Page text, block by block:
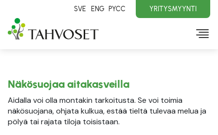
SVE ENG PYCC YRITYSMYYNTI
Näkösuojaa aitakasveilla
Aidalla voi olla montakin tarkoitusta. Se voi toimia
näkösuojana, ohjata kulkua, estää tieltä tulevaa melua ja
pölyä tai rajata tiloja toisistaan.